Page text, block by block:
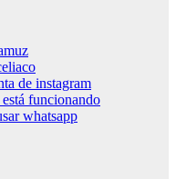
de instagram
está funcionando
whatsapp